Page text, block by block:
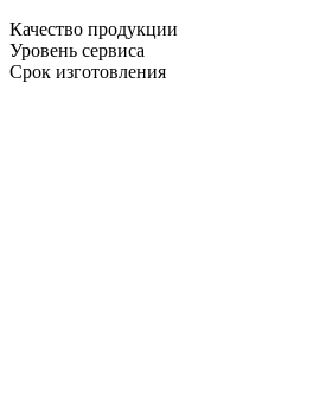
Качество продукции
Уровень сервиса
Срок изготовления